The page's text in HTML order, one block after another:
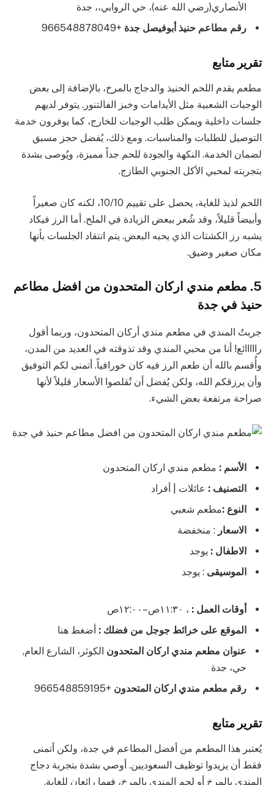
الأنصاري(رضي الله عنه)، حي الروابي،، جدة
رقم مطاعم حنيذ أبوفيصل جدة +966548878049
تقرير متابع
مطعم يقدم اللحم الحنيذ والدجاج بالمرخ، بالإضافة إلى بعض
الوجبات الشعبية مثل الأيدامات وخبز الفالتنور. يتوفر لديهم
جلسات داخلية ويمكن طلب الوجبات للخارج، كما يوفرون خدمة
التوصيل للطلبات والمناسبات. ومع ذلك، يُفضل حجز مسبق
لضمان الخدمة. النكهة والجودة للحم جداً مميزة، ويُوصى بشدة
بتجربته لمحبي الأكل الجنوبي الطازج.
اللحم لذيذ للغاية، يحصل على تقييم 10/10، لكنه كان صغيراً
وأبيضاً قليلاً، وقد شُعر ببعض الزيادة في الملح. أما الرز فيكاد
يشبه رز الكشتات الذي يحبه البعض. يتم انتقاد الجلسات بأنها
مكان صغير وضيق.
5. مطعم مندي اركان المتحدون من افضل مطاعم
حنيذ في جدة
جربتُ المندي في مطعم مندي أركان المتحدون، وربما أقول
رااااائع! أنا من محبي المندي وقد تذوقته في العديد من المدن،
وأُقسم بالله أن طعم الرز فيه كان خورافياً. أتمنى لكم التوفيق
وأن يرزقكم الله، ولكن يُفضل أن تُقلصوا الأسعار قليلاً لأنها
صراحة مرتفعة بعض الشيء.
الأسم : مطعم مندي اركان المتحدون
التصنيف : عائلات | أفراد
النوع :مطعم شعبي
الاسعار : منخفضة
الاطفال : يوجد
الموسيقى : يوجد
أوقات العمل : ، ١١:٣٠ص–١٢:٠٠ص
الموقع على خرائط جوجل من فضلك : أضغط هنا
عنوان مطعم مندي اركان المتحدون الكوثر، الشارع العام,
حي، جدة
رقم مطعم مندي اركان المتحدون +966548859195
تقرير متابع
يُعتبر هذا المطعم من أفضل المطاعم في جدة، ولكن أتمنى
فقط أن يزيدوا توظيف السعوديين. أوصي بشدة بتجربة دجاج
المندي بالمرخ أو لحم المندي بالمرخ، فهما رائعان للغاية.